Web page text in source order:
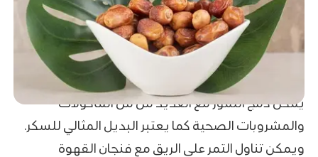
يمكن دمج التمور مع العديد من من المأكولات
والمشروبات الصحية كما يعتبر البديل المثالي للسكر.
ويمكن تناول التمر على الريق مع فنجان القهوة